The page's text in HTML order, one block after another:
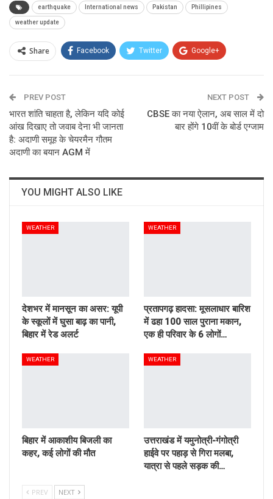
earthquake International news Pakistan Phillipines
weather update
Share Facebook Twitter Google+
Email
PREV POST
भारत शांति चाहता है, लेकिन यदि कोई
आंख दिखाए तो जवाब देना भी जानता
है: अदाणी समूह के चेयरमैन गौतम
अदाणी का बयान AGM में
NEXT POST
CBSE का नया ऐलान, अब साल में दो
बार होंगे 10वीं के बोर्ड एग्जाम
YOU MIGHT ALSO LIKE
WEATHER
देशभर में मानसून का असर: यूपी
के स्कूलों में घुसा बाढ़ का पानी,
बिहार में रेड अलर्ट
WEATHER
प्रतापगढ़ हादसा: मूसलाधार बारिश
में ढहा 100 साल पुराना मकान,
एक ही परिवार के 6 लोगों…
WEATHER
बिहार में आकाशीय बिजली का
कहर, कई लोगों की मौत
WEATHER
उत्तराखंड में यमुनोत्री-गंगोत्री
हाईवे पर पहाड़ से गिरा मलबा,
यात्रा से पहले सड़क की…
PREV NEXT